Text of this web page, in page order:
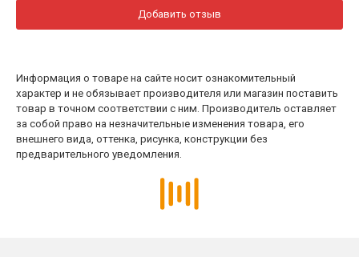
Добавить отзыв
Информация о товаре на сайте носит ознакомительный
характер и не обязывает производителя или магазин поставить
товар в точном соответствии с ним. Производитель оставляет
за собой право на незначительные изменения товара, его
внешнего вида, оттенка, рисунка, конструкции без
предварительного уведомления.